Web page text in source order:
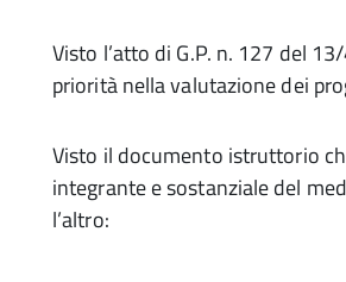
Visto l’atto di G.P. n. 127 del
priorità nella valutazione dei
Visto il documento istruttorio
integrante e sostanziale del
l’altro: